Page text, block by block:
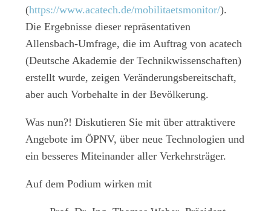
(https://www.acatech.de/mobilitaetsmonitor/).
Die Ergebnisse dieser repräsentativen
Allensbach-Umfrage, die im Auftrag von acatech
(Deutsche Akademie der Technikwissenschaften)
erstellt wurde, zeigen Veränderungsbereitschaft,
aber auch Vorbehalte in der Bevölkerung.
Was nun?! Diskutieren Sie mit über attraktivere
Angebote im ÖPNV, über neue Technologien und
ein besseres Miteinander aller Verkehrsträger.
Auf dem Podium wirken mit